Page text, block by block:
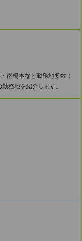
南橋本など勤務地多数！
務地を紹介します。